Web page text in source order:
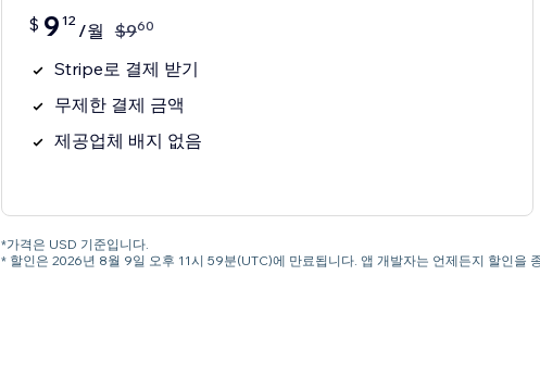
$ 9 12 /월 $960
Stripe로 결제 받기
무제한 결제 금액
제공업체 배지 없음
*가격은 USD 기준입니다.
* 할인은 2026년 8월 9일 오후 11시 59분(UTC)에 만료됩니다. 앱 개발자는 언제든지 할인을